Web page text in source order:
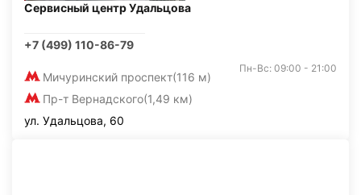
Сервисный центр Удальцова
+7 (499) 110-86-79
Мичуринский проспект(116 м)
Пр-т Вернадского(1,49 км)
Пн-Вс: 09:00 - 21:00
ул. Удальцова, 60